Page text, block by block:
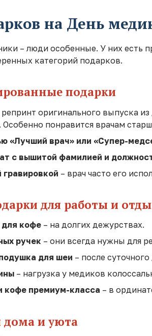
на День
– люди особенные. У них есть
категорий подарков.
подарки
репринт оригинального выпуска
Особенно понравится врачам
«Лучший врач» или «Супер-
с вышитой фамилией и
– врач часто его
для работы и
кофе – на долгих дежурствах.
ручек – они всегда нужны для
для шеи – после
– нагрузка у медиков
кофе премиум-класса – в
дома и уюта